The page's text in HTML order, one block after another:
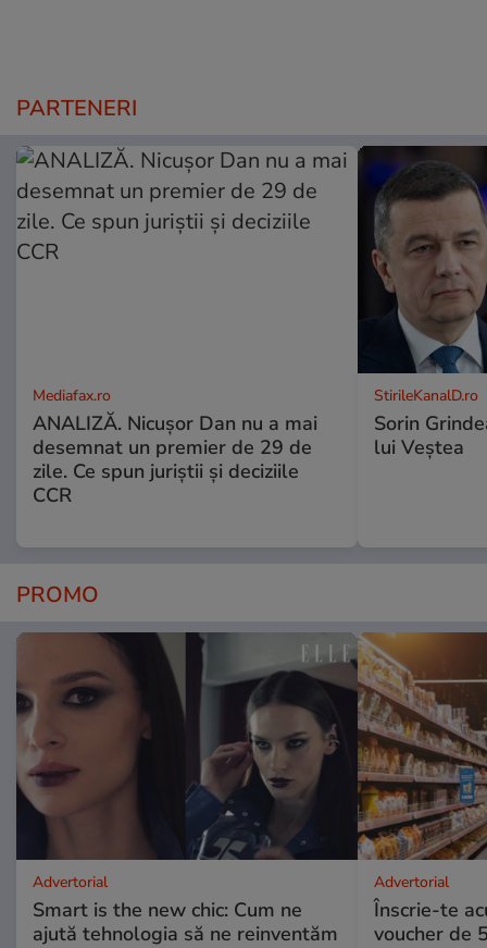
PARTENERI
Mediafax.ro
ANALIZĂ. Nicușor Dan nu a mai
desemnat un premier de 29 de
zile. Ce spun juriștii și deciziile
CCR
StirileKanalD.ro
Sorin
lui Veștea
PROMO
Advertorial
Smart is the new chic: Cum ne
ajută tehnologia să ne reinventăm
Advertorial
Înscrie-te
voucher de